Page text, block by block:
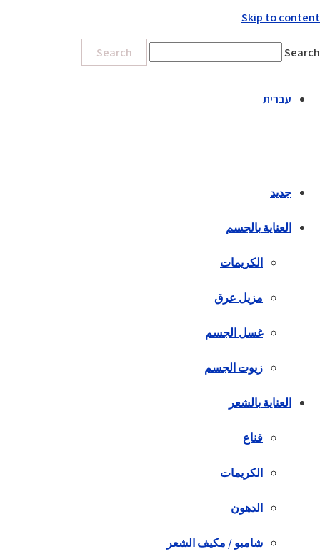
Skip to content
Search
Search
עברית
جديد
العناية بالجسم
الكريمات
مزيل عرق
غسل الجسم
زيوت الجسم
العناية بالشعر
قناع
الكريمات
الدهون
شامبو / مكيف الشعر